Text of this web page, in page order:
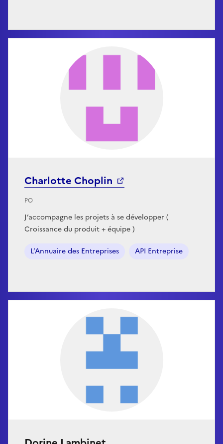
Charlotte Choplin
PO
J’accompagne les projets à se développer (
Croissance du produit + équipe )
L’Annuaire des Entreprises API Entreprise